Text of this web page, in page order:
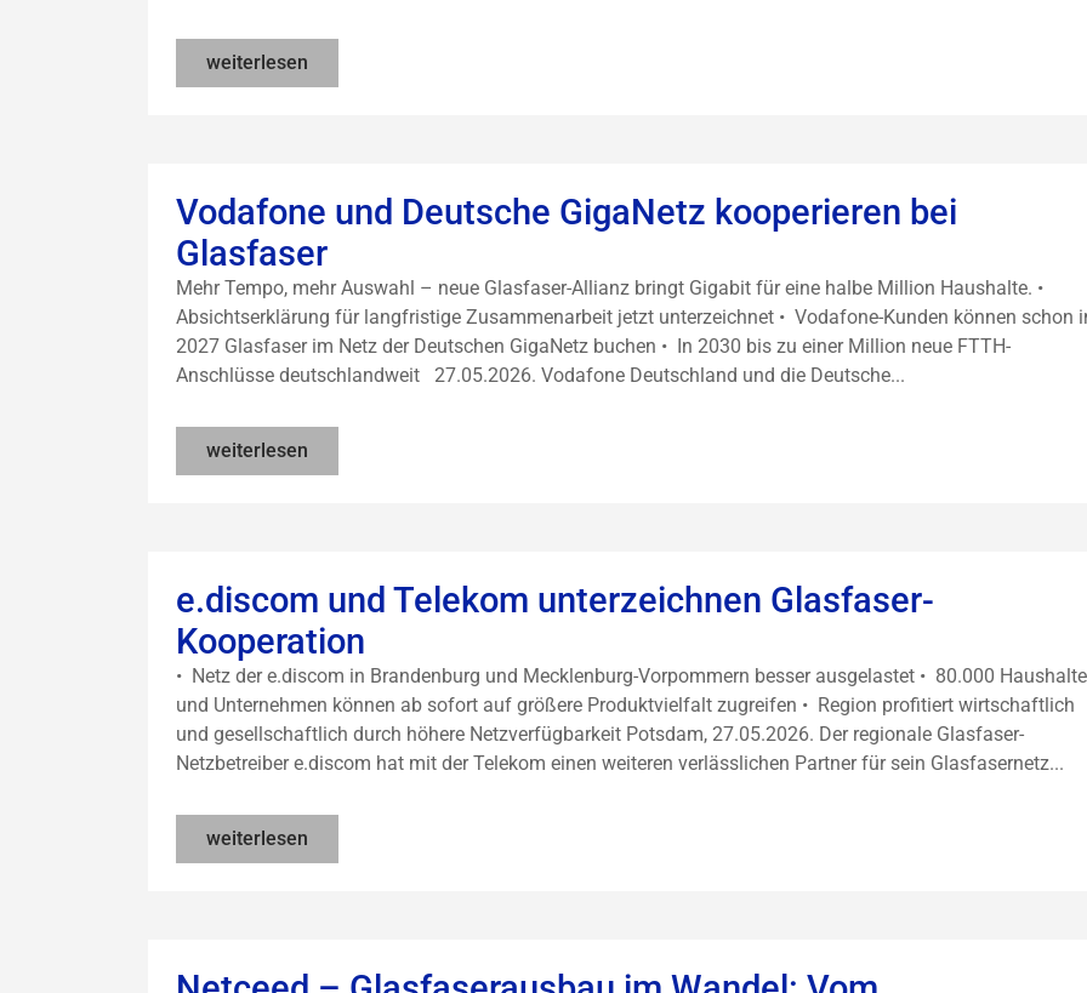
weiterlesen
Vodafone und Deutsche GigaNetz kooperieren bei
Glasfaser
Mehr Tempo, mehr Auswahl – neue Glasfaser-Allianz bringt Gigabit für eine halbe Million Haushalte. •
Absichtserklärung für langfristige Zusammenarbeit jetzt unterzeichnet • Vodafone-Kunden können schon
2027 Glasfaser im Netz der Deutschen GigaNetz buchen • In 2030 bis zu einer Million neue FTTH-
Anschlüsse deutschlandweit 27.05.2026. Vodafone Deutschland und die Deutsche...
weiterlesen
e.discom und Telekom unterzeichnen Glasfaser-
Kooperation
• Netz der e.discom in Brandenburg und Mecklenburg-Vorpommern besser ausgelastet • 80.000 Haushalte
und Unternehmen können ab sofort auf größere Produktvielfalt zugreifen • Region profitiert wirtschaftlich
und gesellschaftlich durch höhere Netzverfügbarkeit Potsdam, 27.05.2026. Der regionale Glasfaser-
Netzbetreiber e.discom hat mit der Telekom einen weiteren verlässlichen Partner für sein Glasfasernetz...
weiterlesen